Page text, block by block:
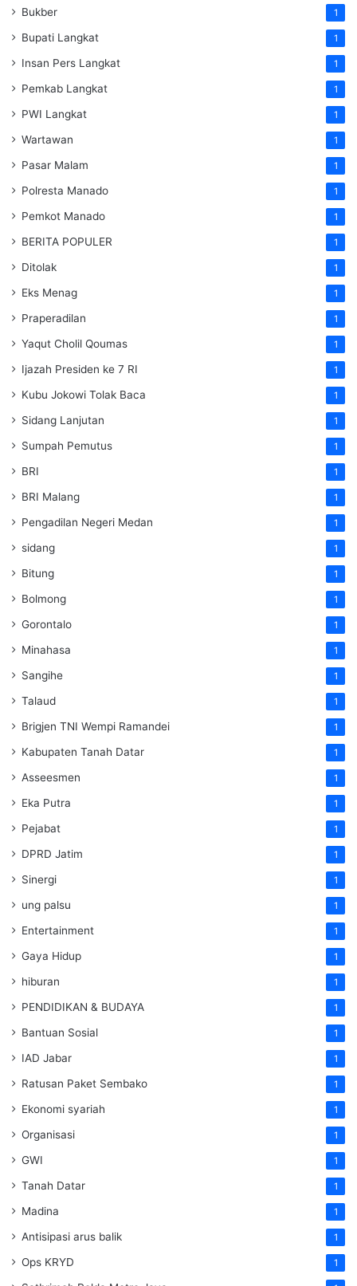
Bukber 1
Bupati Langkat 1
Insan Pers Langkat 1
Pemkab Langkat 1
PWI Langkat 1
Wartawan 1
Pasar Malam 1
Polresta Manado 1
Pemkot Manado 1
BERITA POPULER 1
Ditolak 1
Eks Menag 1
Praperadilan 1
Yaqut Cholil Qoumas 1
Ijazah Presiden ke 7 RI 1
Kubu Jokowi Tolak Baca 1
Sidang Lanjutan 1
Sumpah Pemutus 1
BRI 1
BRI Malang 1
Pengadilan Negeri Medan 1
sidang 1
Bitung 1
Bolmong 1
Gorontalo 1
Minahasa 1
Sangihe 1
Talaud 1
Brigjen TNI Wempi Ramandei 1
Kabupaten Tanah Datar 1
Asseesmen 1
Eka Putra 1
Pejabat 1
DPRD Jatim 1
Sinergi 1
ung palsu 1
Entertainment 1
Gaya Hidup 1
hiburan 1
PENDIDIKAN & BUDAYA 1
Bantuan Sosial 1
IAD Jabar 1
Ratusan Paket Sembako 1
Ekonomi syariah 1
Organisasi 1
GWI 1
Tanah Datar 1
Madina 1
Antisipasi arus balik 1
Ops KRYD 1